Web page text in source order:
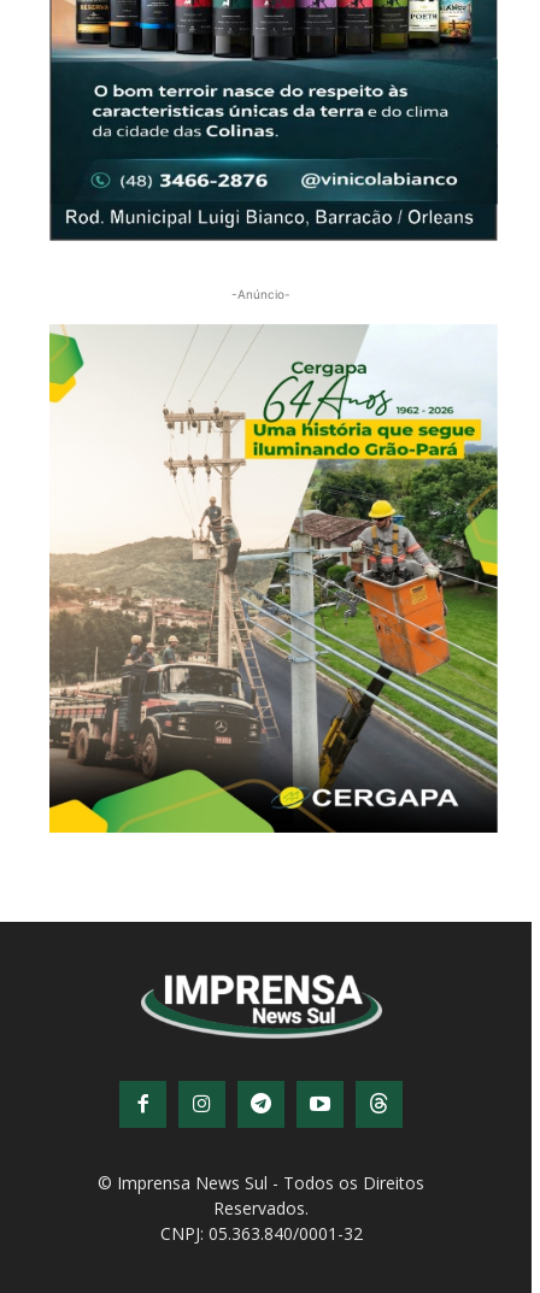
-Anúncio-
© Imprensa News Sul - Todos os Direitos
Reservados.
CNPJ: 05.363.840/0001-32